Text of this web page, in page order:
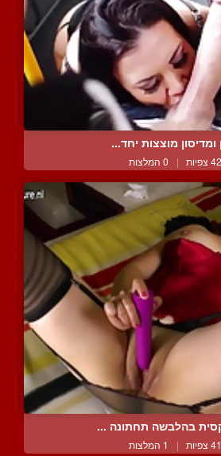
ומדיסון מוצצות יחד...
| 0 המלצות
בהלבשה תחתונה ...
| 1 המלצות